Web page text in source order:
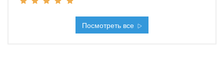
Посмотреть все